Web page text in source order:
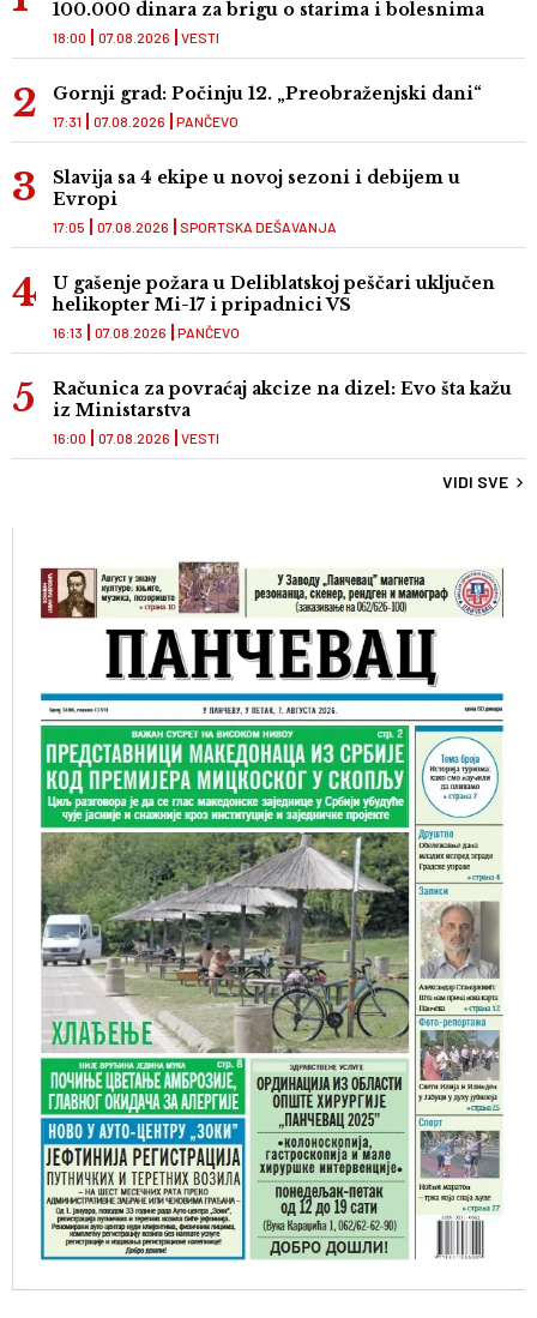
100.000 dinara za brigu o starima i bolesnima
VESTI
18:00 07.08.2026
Gornji grad: Počinju 12. „Preobraženjski dani“
PANČEVO
17:31 07.08.2026
Slavija sa 4 ekipe u novoj sezoni i debijem u
Evropi
SPORTSKA DEŠAVANJA
17:05 07.08.2026
U gašenje požara u Deliblatskoj peščari uključen
helikopter Mi-17 i pripadnici VS
PANČEVO
16:13 07.08.2026
Računica za povraćaj akcize na dizel: Evo šta kažu
iz Ministarstva
VESTI
16:00 07.08.2026
VIDI SVE